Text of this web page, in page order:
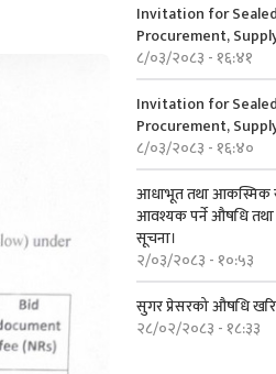
Invitation for
Procurement,
८/०३/२०८३ - १६:४१
Invitation for
Procurement,
८/०३/२०८३ - १६:४०
आधाभूत तथा आकस्मिक
आवश्यक पर्ने औषधि तथा
सूचना।
२/०३/२०८३ - १०:५३
सुगर प्रेसरको ‍औषधि
२८/०२/२०८३ - १८:३३